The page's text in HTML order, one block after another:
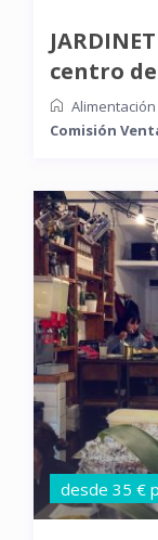
centro
Comisión
desde 35 €